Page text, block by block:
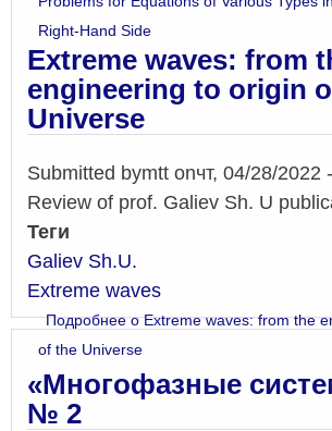
Right-Hand Side
Extreme waves: from
engineering to origin
Universe
Submitted bymtt onчт, 04/28/2022
Review of prof. Galiev Sh. U
Теги
Galiev Sh.U.
Extreme waves
Подробнеео Extreme waves: from the
of the Universe
«Многофазные
№ 2